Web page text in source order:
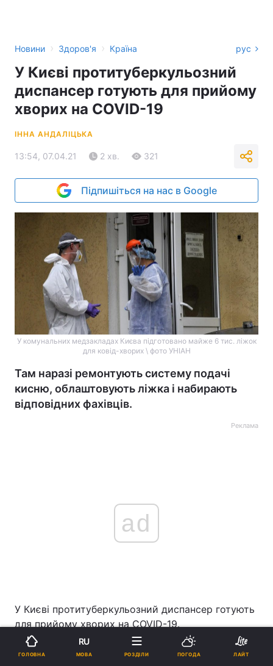
Новини › Здоров'я › Країна рус
У Києві протитуберкульозний
диспансер готують для прийому
хворих на COVID-19
ІННА АНДАЛІЦЬКА
13:54, 07.04.21 2 хв. 321
Підпишіться на нас в Google
У комунальних медзакладах Києва підготовано майже 6 тис. ліжок
для ковід-хворих \ фото УНІАН
Там наразі ремонтують систему подачі
кисню, облаштовують ліжка і набирають
відповідних фахівців.
Реклама
ad
У Києві протитуберкульозний диспансер готують
для прийому хворих на COVID-19.
ЧИТАЙТЕ ТАКОЖ
ГОЛОВНА
RU
МОВА РОЗДІЛИ ПОГОДА ЛАЙТ